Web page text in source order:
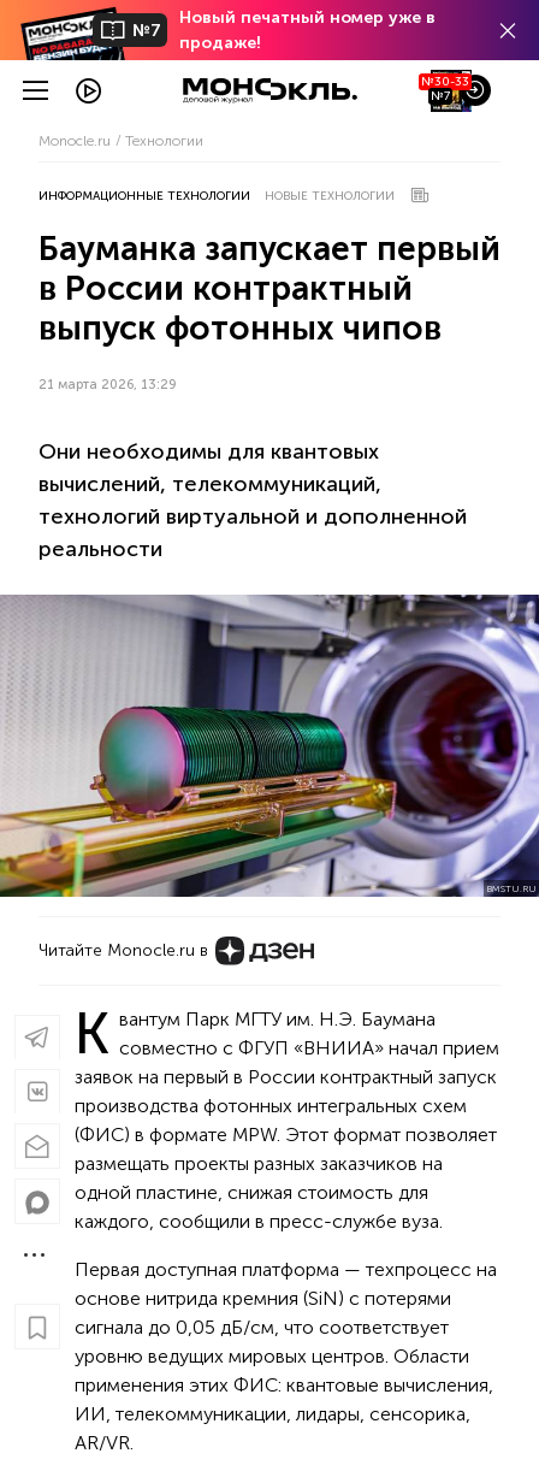
№7
Новый печатный номер уже в
продаже!
№30-33
№7
Monocle.ru Технологии
ИНФОРМАЦИОННЫЕ ТЕХНОЛОГИИ НОВЫЕ ТЕХНОЛОГИИ
Бауманка запускает первый
в России контрактный
выпуск фотонных чипов
21 марта 2026, 13:29
Они необходимы для квантовых
вычислений, телекоммуникаций,
технологий виртуальной и дополненной
реальности
BMSTU.RU
Читайте Monocle.ru в
К вантум Парк МГТУ им. Н.Э. Баумана
совместно с ФГУП «ВНИИА» начал прием
заявок на первый в России контрактный запуск
производства фотонных интегральных схем
(ФИС) в формате MPW. Этот формат позволяет
размещать проекты разных заказчиков на
одной пластине, снижая стоимость для
каждого, сообщили в пресс-службе вуза.
Первая доступная платформа — техпроцесс на
основе нитрида кремния (SiN) с потерями
сигнала до 0,05 дБ/см, что соответствует
уровню ведущих мировых центров. Области
применения этих ФИС: квантовые вычисления,
ИИ, телекоммуникации, лидары, сенсорика,
AR/VR.